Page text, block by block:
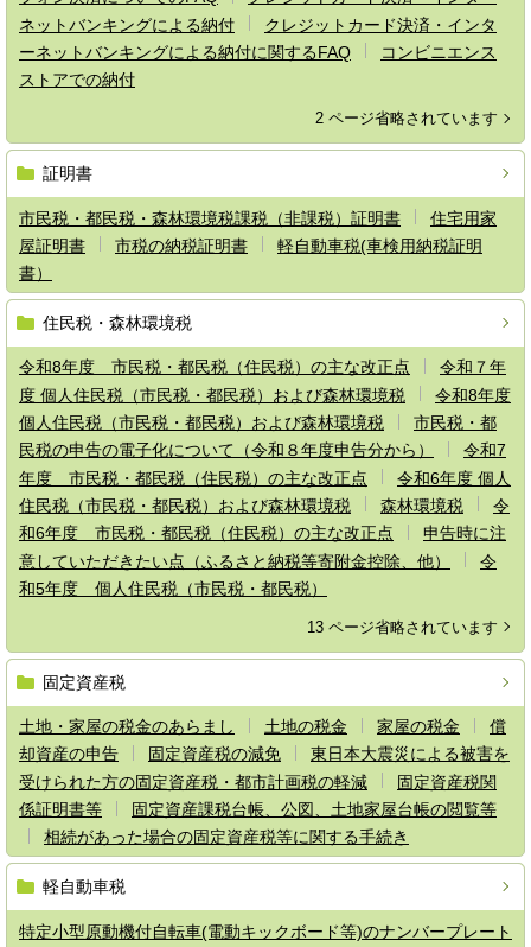
ネットバンキングによる納付
クレジットカード決済・インタ
ーネットバンキングによる納付に関するFAQ
コンビニエンス
ストアでの納付
2 ページ省略されています
証明書
市民税・都民税・森林環境税課税（非課税）証明書
住宅用家
屋証明書
市税の納税証明書
軽自動車税(車検用納税証明
書）
住民税・森林環境税
令和8年度 市民税・都民税（住民税）の主な改正点
令和７年
度 個人住民税（市民税・都民税）および森林環境税
令和8年度
個人住民税（市民税・都民税）および森林環境税
市民税・都
民税の申告の電子化について（令和８年度申告分から）
令和7
年度 市民税・都民税（住民税）の主な改正点
令和6年度 個人
住民税（市民税・都民税）および森林環境税
森林環境税
令
和6年度 市民税・都民税（住民税）の主な改正点
申告時に注
意していただきたい点（ふるさと納税等寄附金控除、他）
令
和5年度 個人住民税（市民税・都民税）
13 ページ省略されています
固定資産税
土地・家屋の税金のあらまし 土地の税金 家屋の税金
償
却資産の申告
固定資産税の減免
東日本大震災による被害を
受けられた方の固定資産税・都市計画税の軽減
固定資産税関
係証明書等
固定資産課税台帳、公図、土地家屋台帳の閲覧等
相続があった場合の固定資産税等に関する手続き
軽自動車税
特定小型原動機付自転車(電動キックボード等)のナンバープレート